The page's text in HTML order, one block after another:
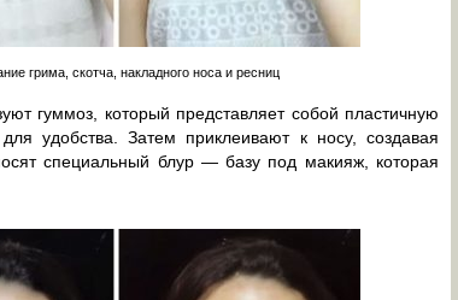
грима, скотча, накладного носа и ресниц
гуммоз, который представляет собой пластичную
удобства. Затем приклеивают к носу, создавая
специальный блур — базу под макияж, которая